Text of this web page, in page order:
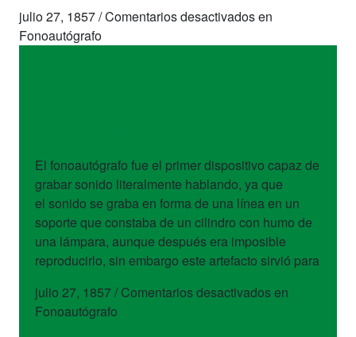
julio 27, 1857/Comentarios desactivadosen
Fonoautógrafo
El fonoautógrafo fue el primer dispositivo capaz de
grabar sonido literalmente hablando, ya que
el sonido se graba en forma de una línea en un
soporte que constaba de un cilindro con humo de
una lámpara, aunque después era imposible
reproducirlo, sin embargo este artefacto sirvió para
julio 27, 1857/ Comentarios desactivadosen
Fonoautógrafo